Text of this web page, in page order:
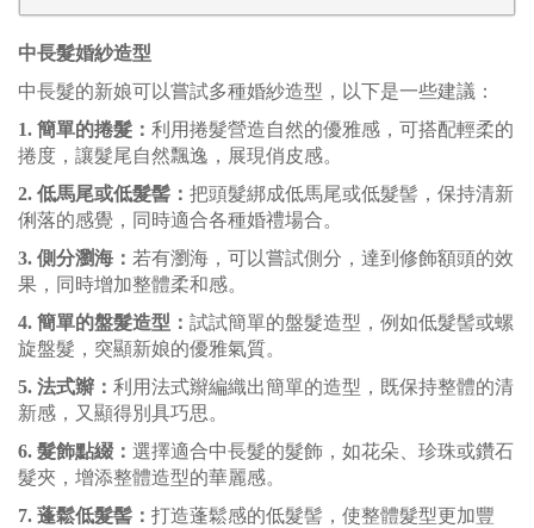
中長髮婚紗造型
中長髮的新娘可以嘗試多種婚紗造型，以下是一些建議：
1. 簡單的捲髮： 利用捲髮營造自然的優雅感，可搭配輕柔的
捲度，讓髮尾自然飄逸，展現俏皮感。
2. 低馬尾或低髮髻： 把頭髮綁成低馬尾或低髮髻，保持清新
俐落的感覺，同時適合各種婚禮場合。
3. 側分瀏海： 若有瀏海，可以嘗試側分，達到修飾額頭的效
果，同時增加整體柔和感。
4. 簡單的盤髮造型： 試試簡單的盤髮造型，例如低髮髻或螺
旋盤髮，突顯新娘的優雅氣質。
5. 法式辮： 利用法式辮編織出簡單的造型，既保持整體的清
新感，又顯得別具巧思。
6. 髮飾點綴： 選擇適合中長髮的髮飾，如花朵、珍珠或鑽石
髮夾，增添整體造型的華麗感。
7. 蓬鬆低髮髻： 打造蓬鬆感的低髮髻，使整體髮型更加豐